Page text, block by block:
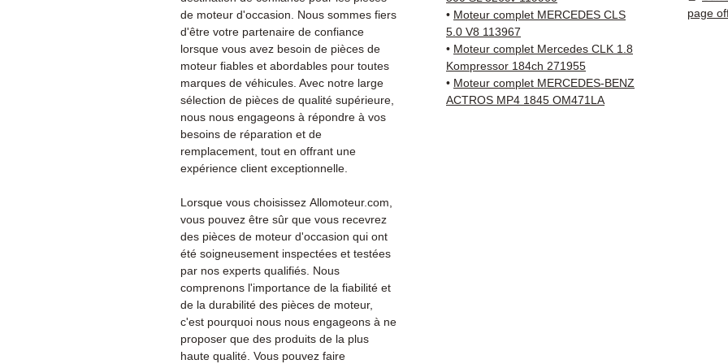
de moteur d'occasion. Nous sommes fiers
d'être votre partenaire de confiance
lorsque vous avez besoin de pièces de
moteur fiables et abordables pour toutes
marques de véhicules. Avec notre large
sélection de pièces de qualité supérieure,
nous nous engageons à répondre à vos
besoins de réparation et de
remplacement, tout en offrant une
expérience client exceptionnelle.
Lorsque vous choisissez Allomoteur.com,
vous pouvez être sûr que vous recevrez
des pièces de moteur d'occasion qui ont
été soigneusement inspectées et testées
par nos experts qualifiés. Nous
comprenons l'importance de la fiabilité et
de la durabilité des pièces de moteur,
c'est pourquoi nous nous engageons à ne
proposer que des produits de la plus
haute qualité. Vous pouvez faire
• Moteur complet MERCEDES CLS
5.0 V8 113967
• Moteur complet Mercedes CLK 1.8
Kompressor 184ch 271955
• Moteur complet MERCEDES-BENZ
ACTROS MP4 1845 OM471LA
page